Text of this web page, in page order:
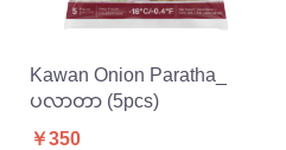
Kawan Onion Paratha_
ပလာတာ (5pcs)
￥350